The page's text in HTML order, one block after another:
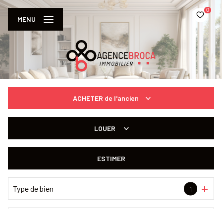
0
MENU
ACHETER de l'ancien
LOUER
ESTIMER
Type de bien 1